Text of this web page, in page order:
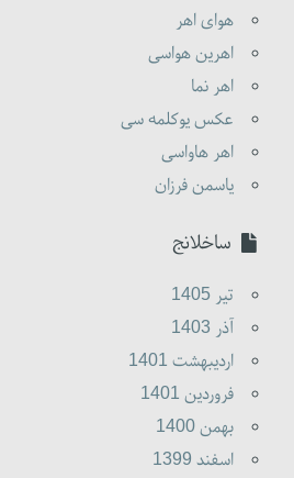
هوای اهر
اهرین هواسی
اهر نما
عکس یوکلمه سی
اهر هاواسی
یاسمن فرزان
ساخلانج
تير 1405
آذر 1403
ارديبهشت 1401
فروردين 1401
بهمن 1400
اسفند 1399